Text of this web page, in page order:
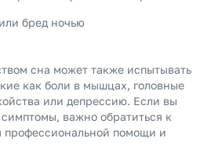
бред ночью
сна может также испытывать
как боли в мышцах, головные
или депрессию. Если вы
важно обратиться к
профессиональной помощи и